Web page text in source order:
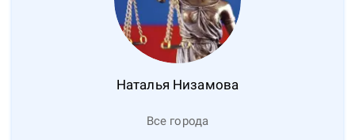
Наталья Низамова
Все города